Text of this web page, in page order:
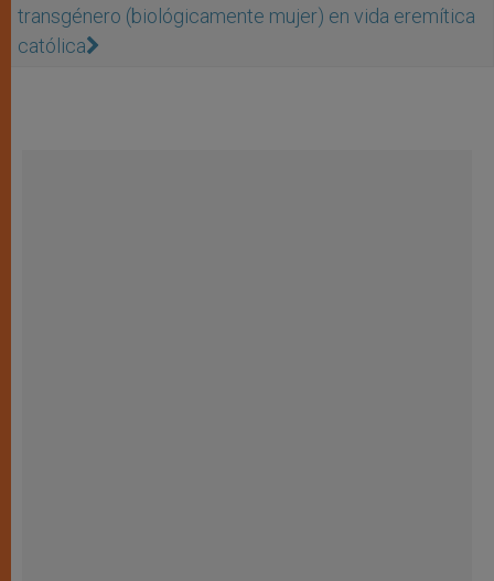
transgénero (biológicamente mujer) en vida eremítica
católica